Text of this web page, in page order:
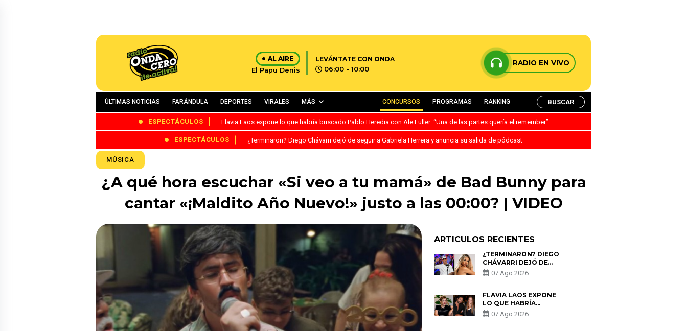
AL AIRE
El Papu Denis
LEVÁNTATE CON ONDA
06:00 - 10:00
RADIO EN VIVO
ÚLTIMAS NOTICIAS FARÁNDULA DEPORTES VIRALES MÁS CONCURSOS PROGRAMAS RANKING BUSCAR
ESPECTÁCULOS Flavia Laos expone lo que habría buscado Pablo Heredia con Ale Fuller: “Una de las partes quería el remember”
ESPECTÁCULOS ¿Terminaron? Diego Chávarri dejó de seguir a Gabriela Herrera y anuncia su salida de pódcast
MÚSICA
¿A qué hora escuchar «Si veo a tu mamá» de Bad Bunny para
cantar «¡Maldito Año Nuevo!» justo a las 00:00? | VIDEO
ARTICULOS RECIENTES
¿TERMINARON? DIEGO
CHÁVARRI DEJÓ DE
SEGUIR A GABRIELA
HERRERA Y ANUNCIA SU
07 Ago 2026
FLAVIA LAOS EXPONE
LO QUE HABRÍA
BUSCADO PABLO
HEREDIA CON ALE
07 Ago 2026